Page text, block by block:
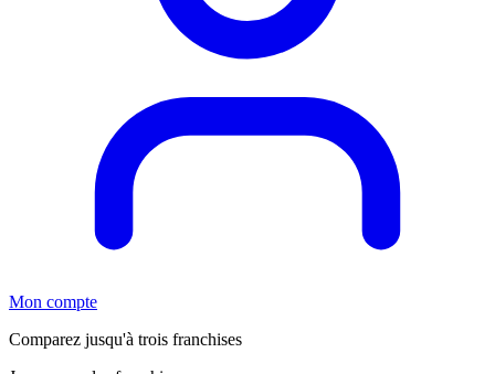
Mon compte
Comparez jusqu'à trois franchises